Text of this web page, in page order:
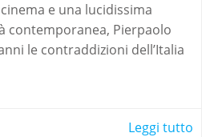
e una lucidissima
contemporanea, Pierpaolo
le contraddizioni dell’Italia
Leggi tutto